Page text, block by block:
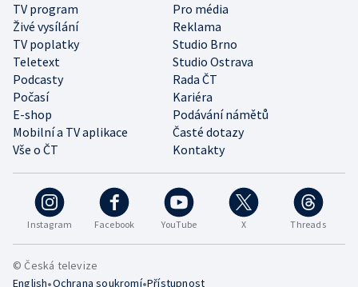
Instagram Facebook YouTube X Threads
TV program
Pro média
Živé vysílání
Reklama
TV poplatky
Studio Brno
Teletext
Studio Ostrava
Podcasty
Rada ČT
Počasí
Kariéra
E-shop
Podávání námětů
Mobilní a TV aplikace
Časté dotazy
Vše o ČT
Kontakty
© Česká televize
English•Ochrana soukromí•Přístupnost